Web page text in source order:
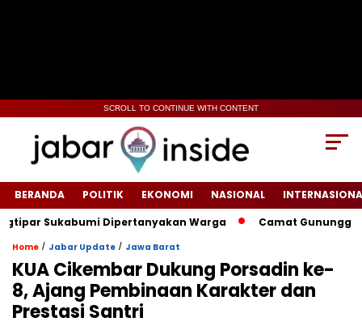
SCROLL TO CONTINUE WITH CONTENT
BERANDA POLITIK EKONOMI NASIONAL
Sukabumi Dipertanyakan Warga
‎‎Camat Gunungguruh
Home / Jabar Update / Jawa Barat
KUA Cikembar Dukung Porsadin ke-
8, Ajang Pembinaan Karakter dan
Prestasi Santri